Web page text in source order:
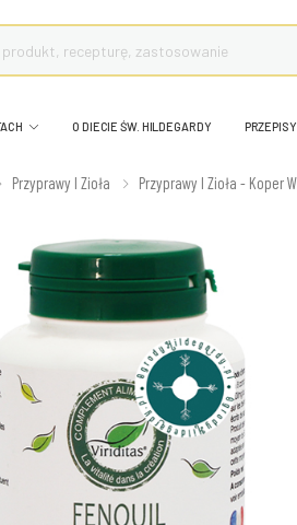
O DIECIE ŚW. HILDEGARDY
Przyprawy I Zioła Przyprawy I Zioła - Koper